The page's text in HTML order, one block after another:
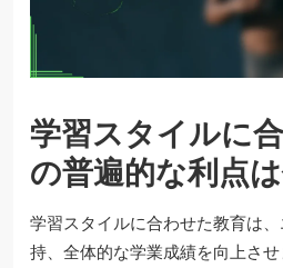
学習スタイルに
の普遍的な利点
学習スタイルに合わせた教育は
持、全体的な学業成績を向上さ